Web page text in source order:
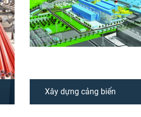
XEM THÊM
Xây dựng cảng biển